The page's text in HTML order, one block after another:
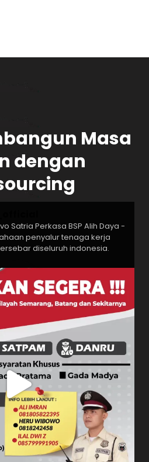
Masa
dengan
Satria Perkasa BSP Alih Daya -
penyalur tenaga kerja
diseluruh indonesia.